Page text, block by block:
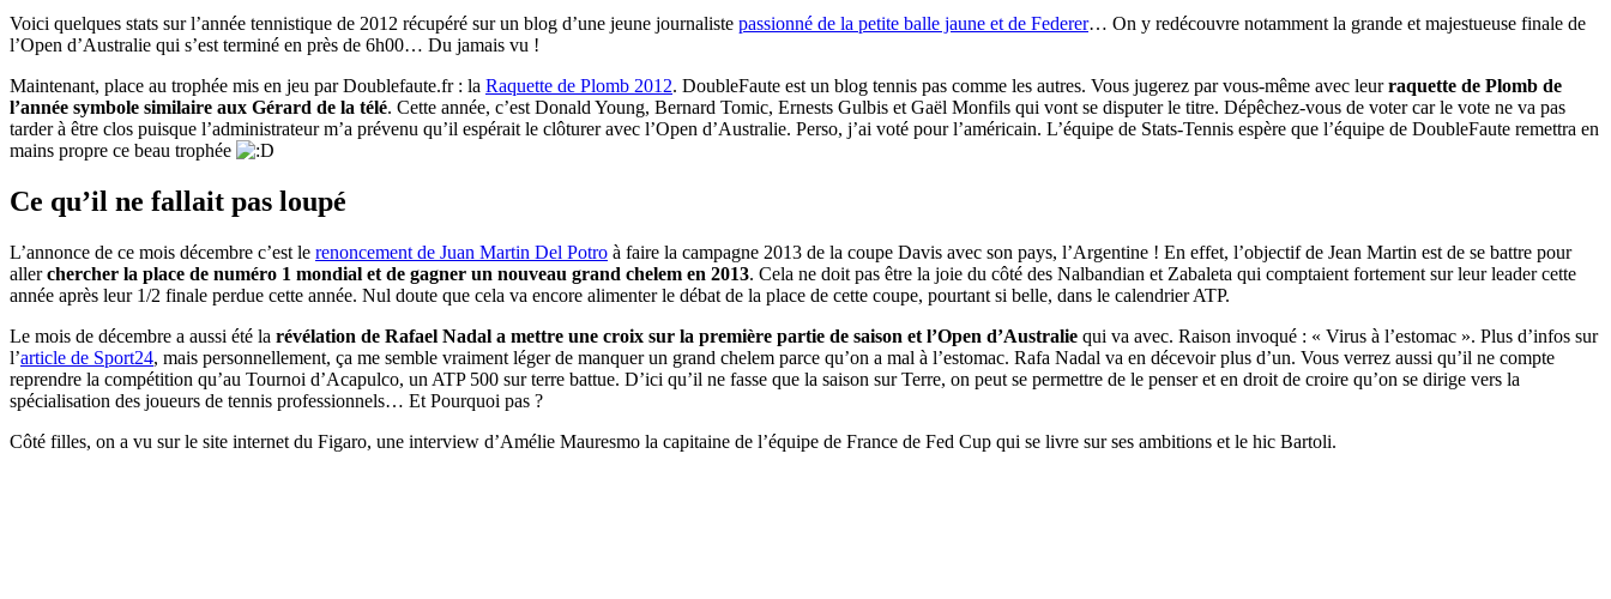
Voici quelques stats sur l’année tennistique de 2012 récupéré sur un blog d’une jeune journaliste passionné de la petite balle jaune et de Federer… On y redécouvre notamment la grande et majestueuse finale de
l’Open d’Australie qui s’est terminé en près de 6h00… Du jamais vu !
Maintenant, place au trophée mis en jeu par Doublefaute.fr : la Raquette de Plomb 2012. DoubleFaute est un blog tennis pas comme les autres. Vous jugerez par vous-même avec leurraquette de Plomb de
l’année symbole similaire aux Gérard de la télé. Cette année, c’est Donald Young, Bernard Tomic, Ernests Gulbis et Gaël Monfils qui vont se disputer le titre. Dépêchez-vous de voter car le vote ne va pas
tarder à être clos puisque l’administrateur m’a prévenu qu’il espérait le clôturer avec l’Open d’Australie. Perso, j’ai voté pour l’américain. L’équipe de Stats-Tennis espère que l’équipe de DoubleFaute remettra en
mains propre ce beau trophée
Ce qu’il ne fallait pas loupé
L’annonce de ce mois décembre c’est le renoncement de Juan Martin Del Potro à faire la campagne 2013 de la coupe Davis avec son pays, l’Argentine ! En effet, l’objectif de Jean Martin est de se battre pour
allerchercher la place de numéro 1 mondial et de gagner un nouveau grand chelem en 2013. Cela ne doit pas être la joie du côté des Nalbandian et Zabaleta qui comptaient fortement sur leur leader cette
année après leur 1/2 finale perdue cette année. Nul doute que cela va encore alimenter le débat de la place de cette coupe, pourtant si belle, dans le calendrier ATP.
Le mois de décembre a aussi été la révélation de Rafael Nadal a mettre une croix sur la première partie de saison et l’Open d’Australie qui va avec. Raison invoqué : « Virus à l’estomac ». Plus d’infos sur
l’article de Sport24, mais personnellement, ça me semble vraiment léger de manquer un grand chelem parce qu’on a mal à l’estomac. Rafa Nadal va en décevoir plus d’un. Vous verrez aussi qu’il ne compte
reprendre la compétition qu’au Tournoi d’Acapulco, un ATP 500 sur terre battue. D’ici qu’il ne fasse que la saison sur Terre, on peut se permettre de le penser et en droit de croire qu’on se dirige vers la
spécialisation des joueurs de tennis professionnels… Et Pourquoi pas ?
Côté filles, on a vu sur le site internet du Figaro, une interview d’Amélie Mauresmo la capitaine de l’équipe de France de Fed Cup qui se livre sur ses ambitions et le hic Bartoli.